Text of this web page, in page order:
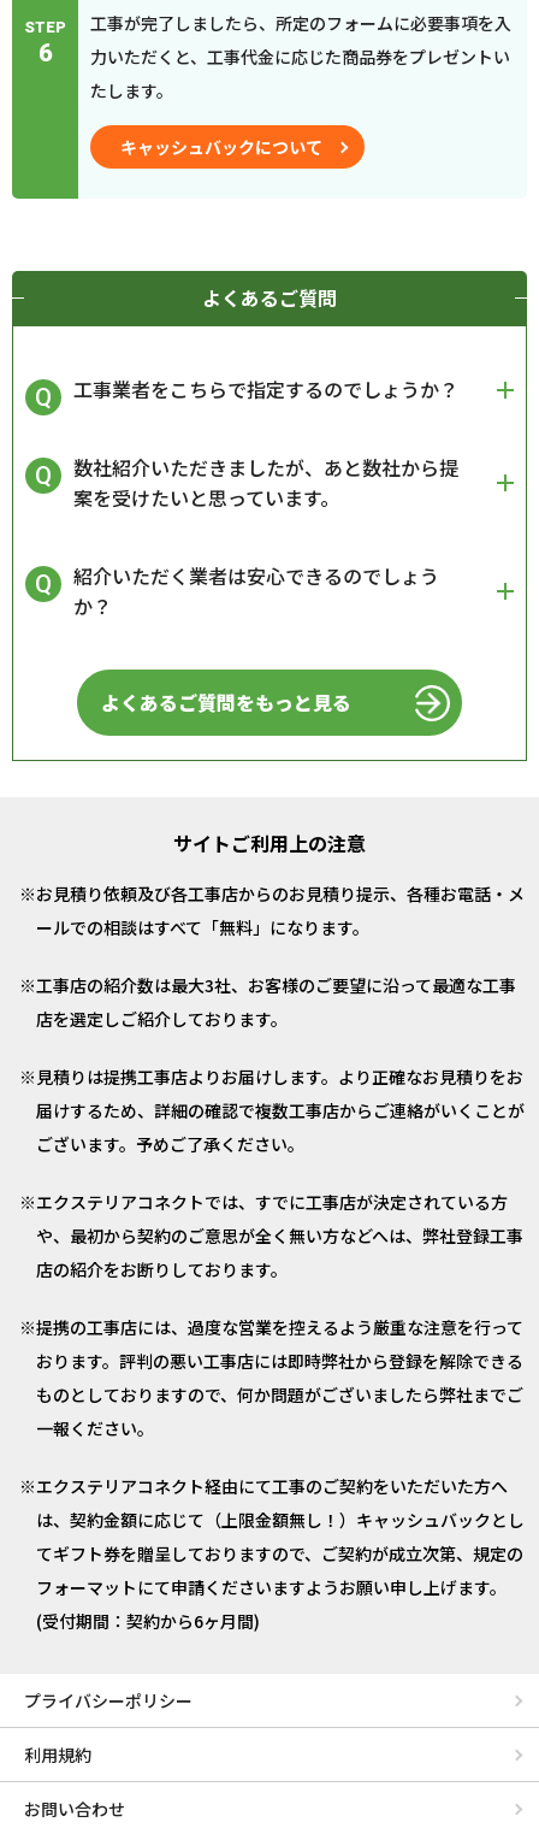
STEP
6
工事が完了しましたら、所定のフォームに必要事項を入
力いただくと、工事代金に応じた商品券をプレゼントい
たします。
キャッシュバックについて
よくあるご質問
工事業者をこちらで指定するのでしょうか？
数社紹介いただきましたが、あと数社から提
案を受けたいと思っています。
紹介いただく業者は安心できるのでしょう
か？
よくあるご質問をもっと見る
サイトご利用上の注意
お見積り依頼及び各工事店からのお見積り提示、各種お電話・メ
ールでの相談はすべて「無料」になります。
工事店の紹介数は最大3社、お客様のご要望に沿って最適な工事
店を選定しご紹介しております。
見積りは提携工事店よりお届けします。より正確なお見積りをお
届けするため、詳細の確認で複数工事店からご連絡がいくことが
ございます。予めご了承ください。
エクステリアコネクトでは、すでに工事店が決定されている方
や、最初から契約のご意思が全く無い方などへは、弊社登録工事
店の紹介をお断りしております。
提携の工事店には、過度な営業を控えるよう厳重な注意を行って
おります。評判の悪い工事店には即時弊社から登録を解除できる
ものとしておりますので、何か問題がございましたら弊社までご
一報ください。
エクステリアコネクト経由にて工事のご契約をいただいた方へ
は、契約金額に応じて（上限金額無し！）キャッシュバックとし
てギフト券を贈呈しておりますので、ご契約が成立次第、規定の
フォーマットにて申請くださいますようお願い申し上げます。
(受付期間：契約から6ヶ月間)
プライバシーポリシー
利用規約
お問い合わせ